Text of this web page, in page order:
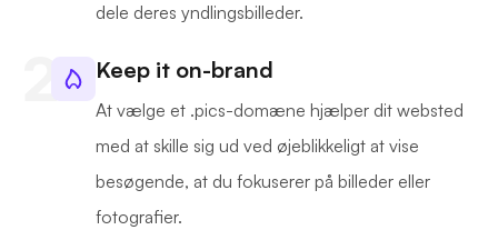
dele deres yndlingsbilleder.
Keep it on-brand
At vælge et .pics-domæne hjælper dit websted
med at skille sig ud ved øjeblikkeligt at vise
besøgende, at du fokuserer på billeder eller
fotografier.